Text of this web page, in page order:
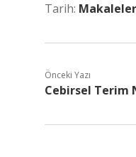
Tarih: Makaleler
Önceki Yazı
Cebirsel Terim